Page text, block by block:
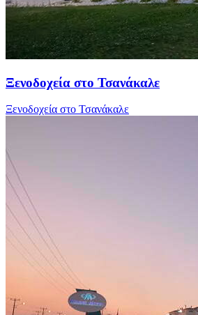
Ξενοδοχεία στο Τσανάκαλε
Ξενοδοχεία στο Τσανάκαλε